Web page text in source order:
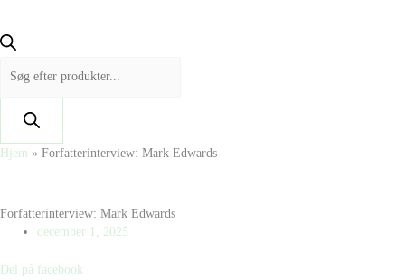
Hjem » Forfatterinterview: Mark Edwards
Forfatterinterview: Mark Edwards
december 1, 2025
Del på facebook